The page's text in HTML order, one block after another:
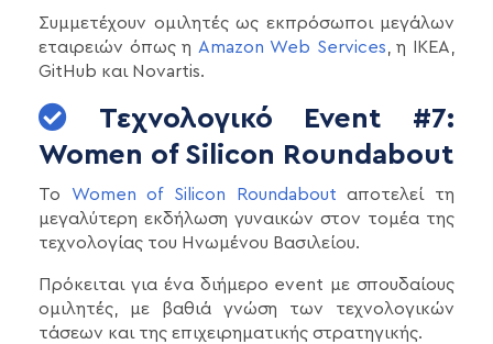
Συμμετέχουν ομιλητές ως εκπρόσωποι μεγάλων
εταιρειών όπως ηAmazon Web Services, η IKEA,
GitHub και Novartis.
Τεχνολογικό Event #7:
Women of Silicon Roundabout
Το Women of Silicon Roundabout αποτελεί τη
μεγαλύτερη εκδήλωση γυναικών στον τομέα της
τεχνολογίας του Ηνωμένου Βασιλείου.
Πρόκειται για ένα διήμερο event με σπουδαίους
ομιλητές, με βαθιά γνώση των τεχνολογικών
τάσεων και της επιχειρηματικής στρατηγικής.